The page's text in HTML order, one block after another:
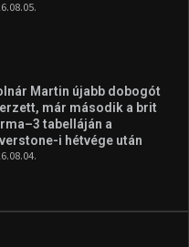
Martin újabb dobogót
már második a brit
tabelláján a
i hétvége után